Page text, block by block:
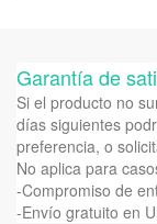
Garantía de
Si el producto no
días siguientes
preferencia, o
No aplica para
-Compromiso de
-Envío gratuito en